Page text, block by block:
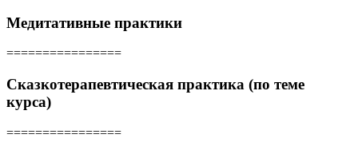
Медитативные практики
================
Сказкотерапевтическая практика (по теме
курса)
================